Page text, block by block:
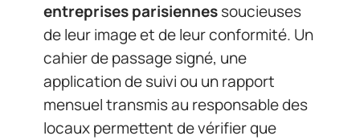
entreprises parisiennessoucieuses
de leur image et de leur conformité. Un
cahier de passage signé, une
application de suivi ou un rapport
mensuel transmis au responsable des
locaux permettent de vérifier que